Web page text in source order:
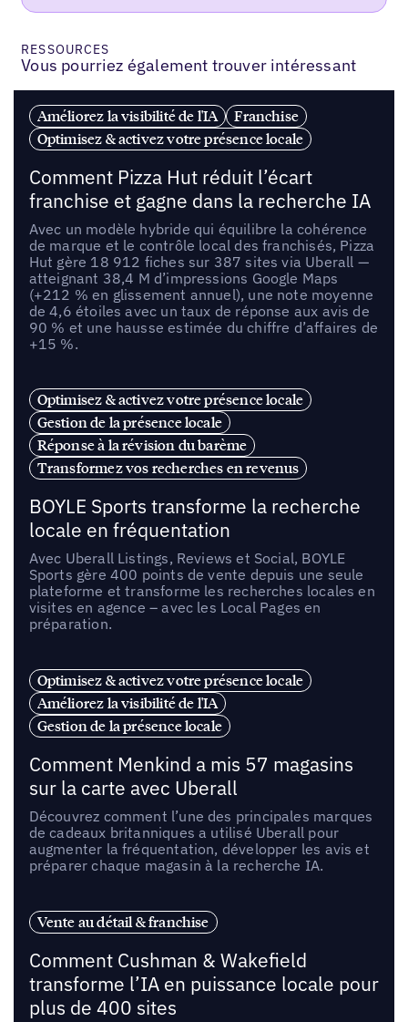
RESSOURCES
Vous pourriez également trouver intéressant
Améliorez la visibilité de l'IA
Franchise
Optimisez & activez votre présence locale
Comment Pizza Hut réduit l’écart
franchise et gagne dans la recherche IA
Avec un modèle hybride qui équilibre la cohérence
de marque et le contrôle local des franchisés, Pizza
Hut gère 18 912 fiches sur 387 sites via Uberall —
atteignant 38,4 M d’impressions Google Maps
(+212 % en glissement annuel), une note moyenne
de 4,6 étoiles avec un taux de réponse aux avis de
90 % et une hausse estimée du chiffre d’affaires de
+15 %.
Optimisez & activez votre présence locale
Gestion de la présence locale
Réponse à la révision du barème
Transformez vos recherches en revenus
BOYLE Sports transforme la recherche
locale en fréquentation
Avec Uberall Listings, Reviews et Social, BOYLE
Sports gère 400 points de vente depuis une seule
plateforme et transforme les recherches locales en
visites en agence – avec les Local Pages en
préparation.
Optimisez & activez votre présence locale
Améliorez la visibilité de l'IA
Gestion de la présence locale
Comment Menkind a mis 57 magasins
sur la carte avec Uberall
Découvrez comment l’une des principales marques
de cadeaux britanniques a utilisé Uberall pour
augmenter la fréquentation, développer les avis et
préparer chaque magasin à la recherche IA.
Vente au détail & franchise
Comment Cushman & Wakefield
transforme l’IA en puissance locale pour
plus de 400 sites